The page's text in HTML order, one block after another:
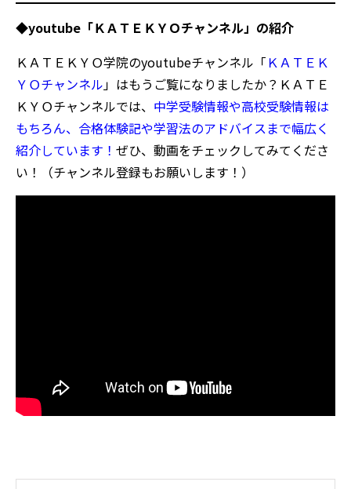
◆youtube「ＫＡＴＥＫＹＯチャンネル」の紹介
ＫＡＴＥＫＹＯ学院のyoutubeチャンネル「ＫＡＴＥＫ
ＹＯチャンネル」はもうご覧になりましたか？ＫＡＴＥ
ＫＹＯチャンネルでは、 中学受験情報や高校受験情報は
もちろん、合格体験記や学習法のアドバイスまで幅広く
紹介しています！ ぜひ、動画をチェックしてみてくださ
い！（チャンネル登録もお願いします！）